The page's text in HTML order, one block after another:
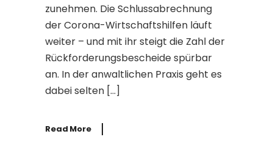
zunehmen. Die Schlussabrechnung
der Corona-Wirtschaftshilfen läuft
weiter – und mit ihr steigt die Zahl der
Rückforderungsbescheide spürbar
an. In der anwaltlichen Praxis geht es
dabei selten […]
Read More